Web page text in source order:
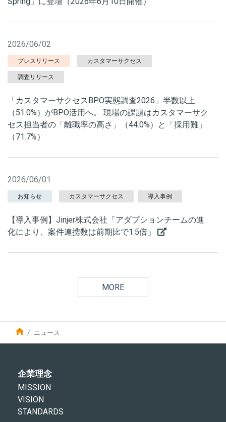
2026/06/02
プレスリリース カスタマーサクセス
調査リリース
「カスタマーサクセスBPO実態調査2026」半数以上
（51.0%）がBPO活用へ。 現場の課題はカスタマーサク
セス担当者の「離職率の高さ」（44.0%）と「採用難」
（71.7%）
2026/06/01
お知らせ カスタマーサクセス 導入事例
【導入事例】Jinjer株式会社「アダプションチームの進
化により、案件連携数は前期比で1.5倍」
MORE
ニュース
企業理念
MISSION
VISION
STANDARDS